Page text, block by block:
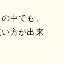
中でも、
方が出来